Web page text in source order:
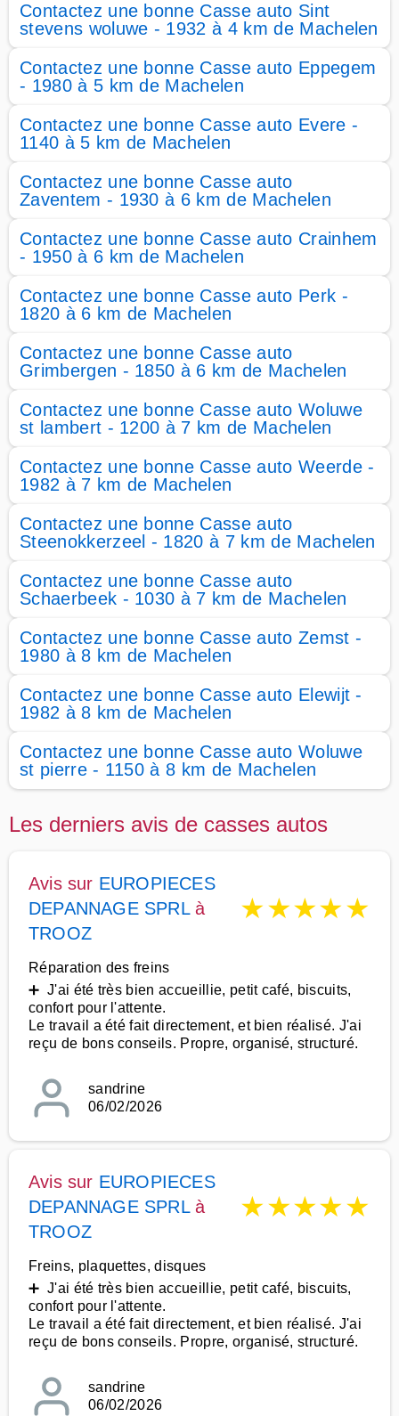
Contactez une bonne Casse auto Sint
stevens woluwe - 1932 à 4 km de Machelen
Contactez une bonne Casse auto Eppegem
- 1980 à 5 km de Machelen
Contactez une bonne Casse auto Evere -
1140 à 5 km de Machelen
Contactez une bonne Casse auto
Zaventem - 1930 à 6 km de Machelen
Contactez une bonne Casse auto Crainhem
- 1950 à 6 km de Machelen
Contactez une bonne Casse auto Perk -
1820 à 6 km de Machelen
Contactez une bonne Casse auto
Grimbergen - 1850 à 6 km de Machelen
Contactez une bonne Casse auto Woluwe
st lambert - 1200 à 7 km de Machelen
Contactez une bonne Casse auto Weerde -
1982 à 7 km de Machelen
Contactez une bonne Casse auto
Steenokkerzeel - 1820 à 7 km de Machelen
Contactez une bonne Casse auto
Schaerbeek - 1030 à 7 km de Machelen
Contactez une bonne Casse auto Zemst -
1980 à 8 km de Machelen
Contactez une bonne Casse auto Elewijt -
1982 à 8 km de Machelen
Contactez une bonne Casse auto Woluwe
st pierre - 1150 à 8 km de Machelen
Les derniers avis de casses autos
Avis sur EUROPIECES
DEPANNAGE SPRLà
TROOZ
★★★★★
Réparation des freins
➕ J'ai été très bien accueillie, petit café, biscuits,
confort pour l'attente.
Le travail a été fait directement, et bien réalisé. J'ai
reçu de bons conseils. Propre, organisé, structuré.
sandrine
06/02/2026
Avis sur EUROPIECES
DEPANNAGE SPRLà
TROOZ
★★★★★
Freins, plaquettes, disques
➕ J'ai été très bien accueillie, petit café, biscuits,
confort pour l'attente.
Le travail a été fait directement, et bien réalisé. J'ai
reçu de bons conseils. Propre, organisé, structuré.
sandrine
06/02/2026